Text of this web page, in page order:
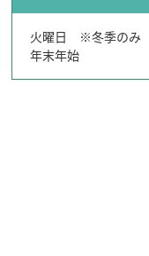
お知らせ
当サイトについて
火曜日 ※冬季のみ
年末年始